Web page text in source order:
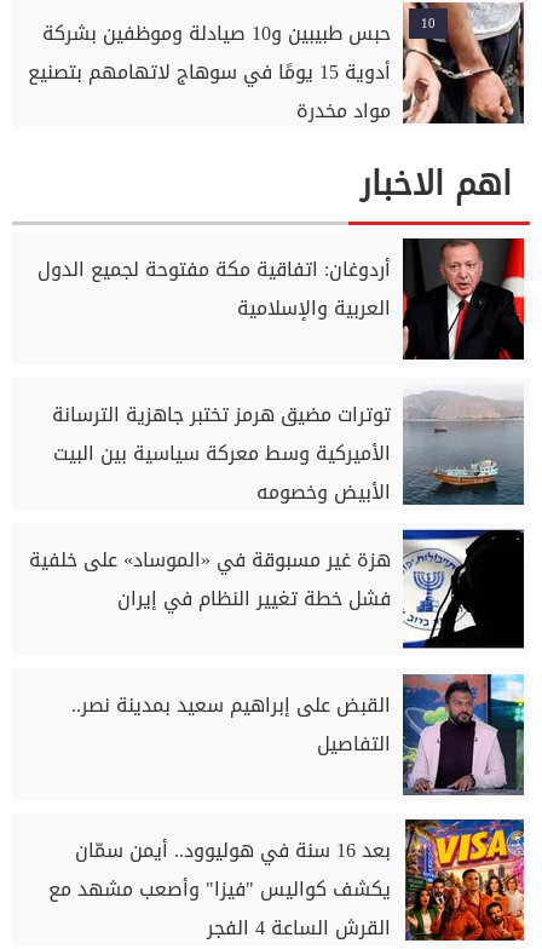
10
حبس طبيبين و10 صيادلة وموظفين بشركة
أدوية 15 يومًا في سوهاج لاتهامهم بتصنيع
مواد مخدرة
اهم الاخبار
أردوغان: اتفاقية مكة مفتوحة لجميع الدول
العربية والإسلامية
توترات مضيق هرمز تختبر جاهزية الترسانة
الأميركية وسط معركة سياسية بين البيت
الأبيض وخصومه
هزة غير مسبوقة في «الموساد» على خلفية
فشل خطة تغيير النظام في إيران
القبض على إبراهيم سعيد بمدينة نصر..
التفاصيل
بعد 16 سنة في هوليوود.. أيمن سمّان
يكشف كواليس "فيزا" وأصعب مشهد مع
القرش الساعة 4 الفجر